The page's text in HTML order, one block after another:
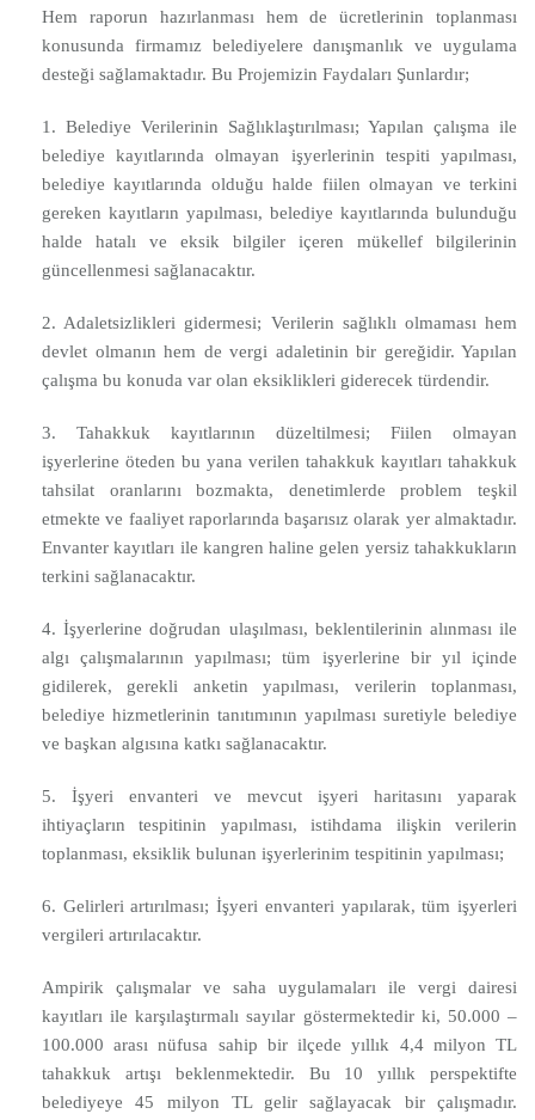
Hem raporun hazırlanması hem de ücretlerinin toplanması
konusunda firmamız belediyelere danışmanlık ve uygulama
desteği sağlamaktadır. Bu Projemizin Faydaları Şunlardır;
1. Belediye Verilerinin Sağlıklaştırılması; Yapılan çalışma ile
belediye kayıtlarında olmayan işyerlerinin tespiti yapılması,
belediye kayıtlarında olduğu halde fiilen olmayan ve terkini
gereken kayıtların yapılması, belediye kayıtlarında bulunduğu
halde hatalı ve eksik bilgiler içeren mükellef bilgilerinin
güncellenmesi sağlanacaktır.
2. Adaletsizlikleri gidermesi; Verilerin sağlıklı olmaması hem
devlet olmanın hem de vergi adaletinin bir gereğidir. Yapılan
çalışma bu konuda var olan eksiklikleri giderecek türdendir.
3. Tahakkuk kayıtlarının düzeltilmesi; Fiilen olmayan
işyerlerine öteden bu yana verilen tahakkuk kayıtları tahakkuk
tahsilat oranlarını bozmakta, denetimlerde problem teşkil
etmekte ve faaliyet raporlarında başarısız olarak yer almaktadır.
Envanter kayıtları ile kangren haline gelen yersiz tahakkukların
terkini sağlanacaktır.
4. İşyerlerine doğrudan ulaşılması, beklentilerinin alınması ile
algı çalışmalarının yapılması; tüm işyerlerine bir yıl içinde
gidilerek, gerekli anketin yapılması, verilerin toplanması,
belediye hizmetlerinin tanıtımının yapılması suretiyle belediye
ve başkan algısına katkı sağlanacaktır.
5. İşyeri envanteri ve mevcut işyeri haritasını yaparak
ihtiyaçların tespitinin yapılması, istihdama ilişkin verilerin
toplanması, eksiklik bulunan işyerlerinim tespitinin yapılması;
6. Gelirleri artırılması; İşyeri envanteri yapılarak, tüm işyerleri
vergileri artırılacaktır.
Ampirik çalışmalar ve saha uygulamaları ile vergi dairesi
kayıtları ile karşılaştırmalı sayılar göstermektedir ki, 50.000 –
100.000 arası nüfusa sahip bir ilçede yıllık 4,4 milyon TL
tahakkuk artışı beklenmektedir. Bu 10 yıllık perspektifte
belediyeye 45 milyon TL gelir sağlayacak bir çalışmadır.